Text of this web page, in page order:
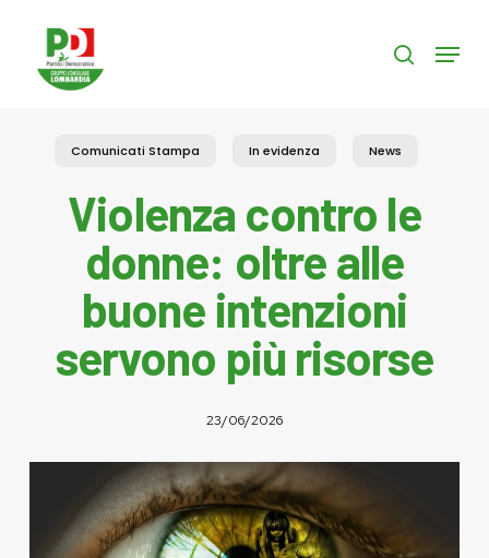
content
search
Menu
Comunicati Stampa In evidenza News
Violenza contro le
donne: oltre alle
buone intenzioni
servono più risorse
23/06/2026